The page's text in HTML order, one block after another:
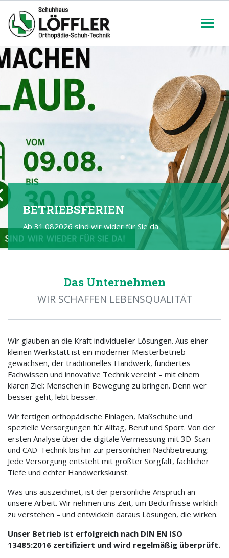
BETRIEBSFERIEN
Ab 31.082026 sind wir wider für Sie da
Das Unternehmen
WIR SCHAFFEN LEBENSQUALITÄT
Wir glauben an die Kraft individueller Lösungen. Aus einer
kleinen Werkstatt ist ein moderner Meisterbetrieb
gewachsen, der traditionelles Handwerk, fundiertes
Fachwissen und innovative Technik vereint – mit einem
klaren Ziel: Menschen in Bewegung zu bringen. Denn wer
besser geht, lebt besser.
Wir fertigen orthopädische Einlagen, Maßschuhe und
spezielle Versorgungen für Alltag, Beruf und Sport. Von der
ersten Analyse über die digitale Vermessung mit 3D-Scan
und CAD-Technik bis hin zur persönlichen Nachbetreuung:
Jede Versorgung entsteht mit größter Sorgfalt, fachlicher
Tiefe und echter Handwerkskunst.
Was uns auszeichnet, ist der persönliche Anspruch an
unsere Arbeit. Wir nehmen uns Zeit, um Bedürfnisse wirklich
zu verstehen – und entwickeln daraus Lösungen, die wirken.
Unser Betrieb ist erfolgreich nach DIN EN ISO
13485:2016 zertifiziert und wird regelmäßig überprüft.